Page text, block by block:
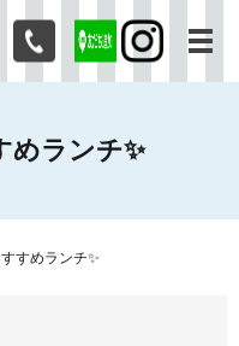
メ
めランチ✨
すめランチ✨